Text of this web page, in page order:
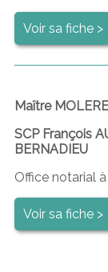
Voir sa fiche >
Maître
SCP François
BERNADIEU
Office notarial
Voir sa fiche >